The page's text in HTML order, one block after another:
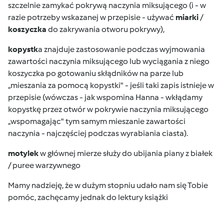
szczelnie zamykać pokrywą naczynia miksującego (i - w
razie potrzeby wskazanej w przepisie - używać miarki/
koszyczka do zakrywania otworu pokrywy),
kopystka znajduje zastosowanie podczas wyjmowania
zawartości naczynia miksującego lub wyciągania z niego
koszyczka po gotowaniu skłądników na parze lub
„mieszania za pomocą kopystki" - jeśli taki zapis istnieje w
przepisie (wówczas - jak wspomina Hanna - wkłądamy
kopystkę przez otwór w pokrywie naczynia miksującego
„wspomagając" tym samym mieszanie zawartości
naczynia - najczęściej podczas wyrabiania ciasta).
motylekw głównej mierze służy do ubijania piany z białek
/ puree warzywnego
Mamy nadzieję, że w dużym stopniu udało nam się Tobie
pomóc, zachęcamy jednak do lektury książki